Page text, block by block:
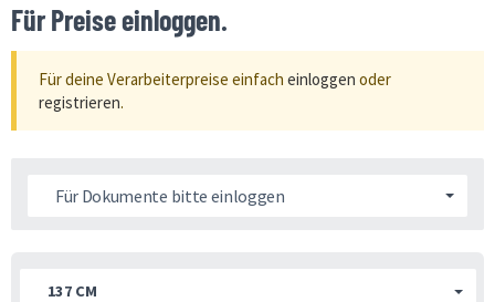
Für Preise einloggen.
Für deine Verarbeiterpreise einfach einloggen oder
registrieren.
Für Dokumente bitte einloggen
137 CM